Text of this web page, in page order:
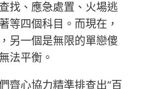
找、應急處置、火場逃
等四個科目。而現在，
另一個是無限的單戀傻
法平衡。
齊心協力精準排查出“百